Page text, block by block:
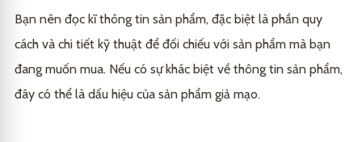
Bạn nên đọc kĩ thông tin sản phẩm, đặc biệt là phần quy
cách và chi tiết kỹ thuật để đối chiếu với sản phẩm mà bạn
đang muốn mua. Nếu có sự khác biệt về thông tin sản phẩm,
đây có thể là dấu hiệu của sản phẩm giả mạo.